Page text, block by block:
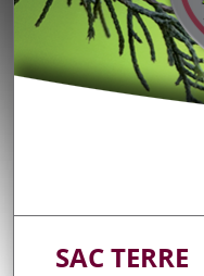
SAC TERRE